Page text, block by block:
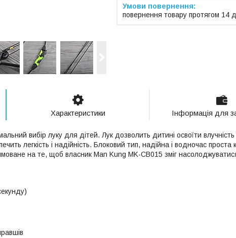
повернення товару протягом 14
Характеристики Інформація для
вибір луку для дітей. Лук дозволить дитині освоїти
легкість і надійність. Блоковий тип, надійна і водночас проста
на те, щоб власник Man Kung MK-CB015 зміг